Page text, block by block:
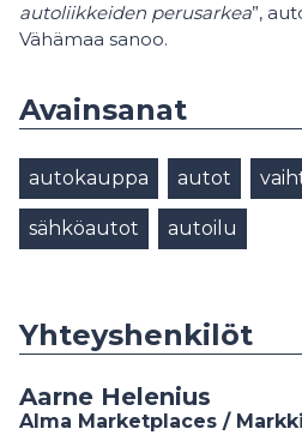
autoliikkeiden perusarkea”,
Vähämaa sanoo.
Avainsanat
autokauppa autot
sähköautot autoilu
Yhteyshenkilöt
Aarne Helenius
Alma Marketplaces /